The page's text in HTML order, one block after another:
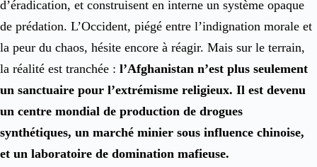
d’éradication, et construisent en interne un système opaque
de prédation. L’Occident, piégé entre l’indignation morale et
la peur du chaos, hésite encore à réagir. Mais sur le terrain,
la réalité est tranchée : l’Afghanistan n’est plus seulement
un sanctuaire pour l’extrémisme religieux. Il est devenu
un centre mondial de production de drogues
synthétiques, un marché minier sous influence chinoise,
et un laboratoire de domination mafieuse.